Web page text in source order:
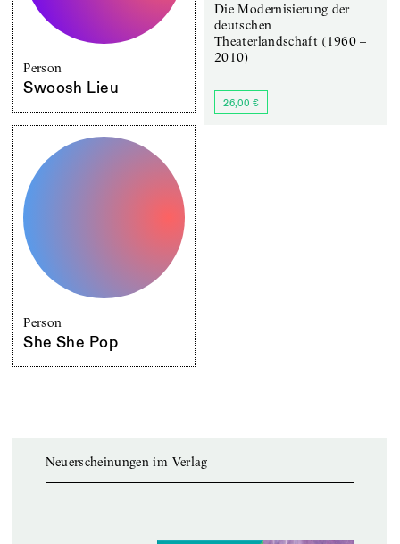
Die Modernisierung der
deutschen
Theaterlandschaft (1960 –
2010)
26,00 €
Person
Swoosh Lieu
Person
She She Pop
Neuerscheinungen im Verlag